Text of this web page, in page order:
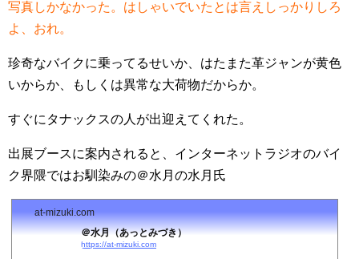
写真しかなかった。はしゃいでいたとは言えしっかりしろ
よ、おれ。
珍奇なバイクに乗ってるせいか、はたまた革ジャンが黄色
いからか、もしくは異常な大荷物だからか。
すぐにタナックスの人が出迎えてくれた。
出展ブースに案内されると、インターネットラジオのバイ
ク界隈ではお馴染みの＠水月の水月氏
at-mizuki.com
＠水月（あっとみづき）
https://at-mizuki.com